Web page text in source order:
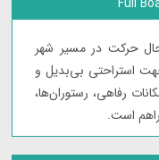
حرکت در مسیر شهر
استراحتی بی‌بدیل و
رفاهی، رستوران‌ها،